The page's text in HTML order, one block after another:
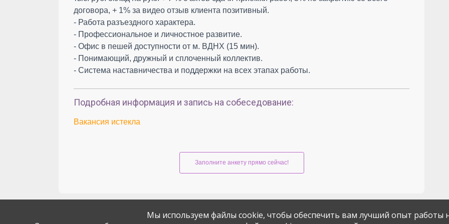
договора, + 1% за видео отзыв клиента позитивный.
- Работа разъездного характера.
- Профессиональное и личностное развитие.
- Офис в пешей доступности от м. ВДНХ (15 мин).
- Понимающий, дружный и сплоченный коллектив.
- Система наставничества и поддержки на всех этапах работы.
Подробная информация и запись на собеседование:
Вакансия истекла
Заполните анкету прямо сейчас!
Мы используем файлы cookie, чтобы обеспечить вам лучший опыт работы